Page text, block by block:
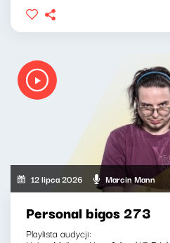
12 lipca 2026 Marcin Mann
Personal bigos 273
Playlista audycji: